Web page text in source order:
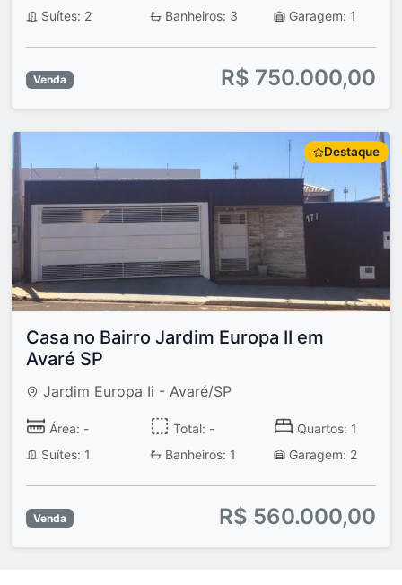
Suítes: 2 Banheiros: 3 Garagem: 1
Venda R$ 750.000,00
Destaque
Casa no Bairro Jardim Europa II em
Avaré SP
Jardim Europa Ii - Avaré/SP
Área: - Total: -
Quartos: 1
Suítes: 1
Banheiros: 1 Garagem: 2
Venda R$ 560.000,00